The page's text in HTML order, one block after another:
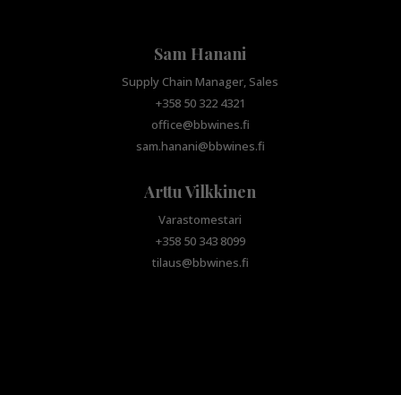
Sam Hanani
Supply Chain Manager, Sales
+358 50 322 4321
office@bbwines.fi
sam.hanani@bbwines.fi
Arttu Vilkkinen
Varastomestari
+358 50 343 8099
tilaus@bbwines.fi